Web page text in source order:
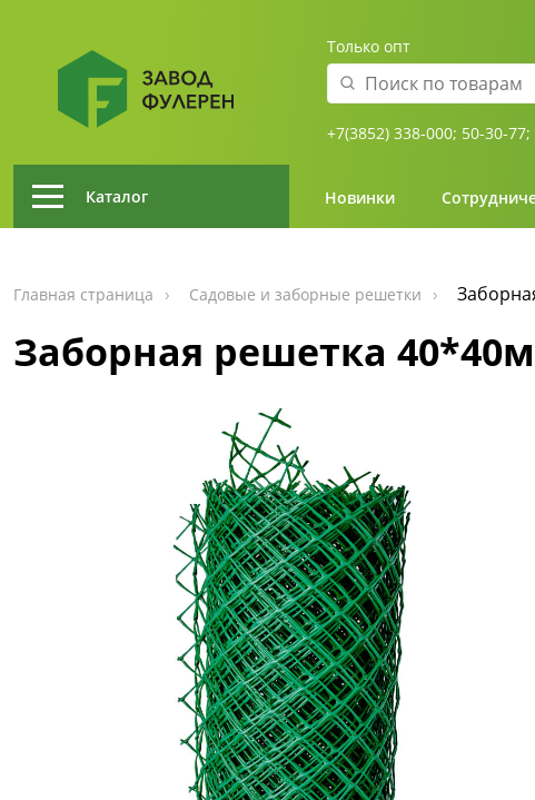
Только опт
+7(3852) 338-000; 50-30-77;
Каталог Новинки
Главная страница Садовые и заборные решетки
Заборная решетка